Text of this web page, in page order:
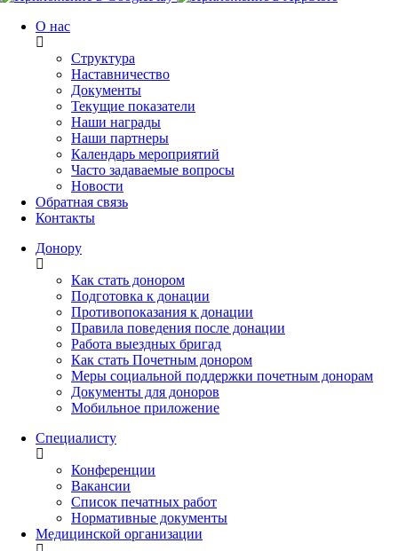
О нас
Структура
Наставничество
Документы
Текущие показатели
Наши награды
Наши партнеры
Календарь мероприятий
Часто задаваемые вопросы
Новости
Обратная связь
Контакты
Донору
Как стать донором
Подготовка к донации
Противопоказания к донации
Правила поведения после донации
Работа выездных бригад
Как стать Почетным донором
Меры социальной поддержки почетным донорам
Документы для доноров
Мобильное приложение
Специалисту
Конференции
Вакансии
Список печатных работ
Нормативные документы
Медицинской организации